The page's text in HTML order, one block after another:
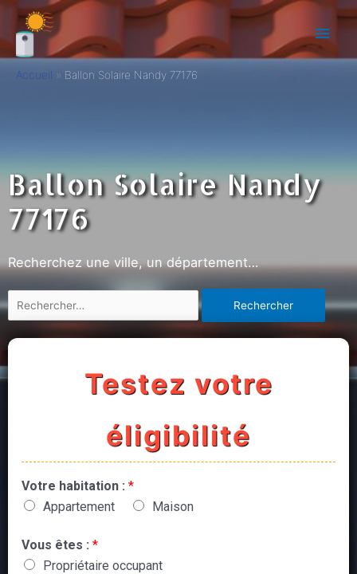
Accueil Ballon Solaire Nandy 77176
Ballon Solaire Nandy
77176
Recherchez une ville, un département…
Testez votre
éligibilité
Votre habitation : *
Appartement
Maison
Vous êtes : *
Propriétaire occupant